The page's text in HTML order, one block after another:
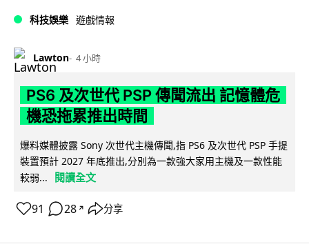
科技娛樂 遊戲情報
Lawton 4 小時
PS6 及次世代 PSP 傳聞流出 記憶體危
機恐拖累推出時間
爆料媒體披露 Sony 次世代主機傳聞,指 PS6 及次世代 PSP 手提
裝置預計 2027 年底推出,分別為一款強大家用主機及一款性能
較弱...
閱讀全文
91 28 ↗ 分享